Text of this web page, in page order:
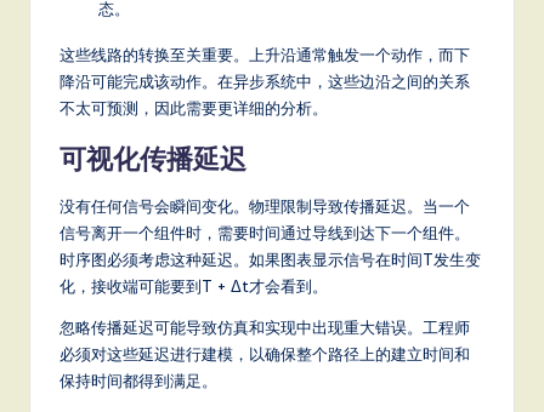
态。
这些线路的转换至关重要。上升沿通常触发一个动作，而下
降沿可能完成该动作。在异步系统中，这些边沿之间的关系
不太可预测，因此需要更详细的分析。
可视化传播延迟
没有任何信号会瞬间变化。物理限制导致传播延迟。当一个
信号离开一个组件时，需要时间通过导线到达下一个组件。
时序图必须考虑这种延迟。如果图表显示信号在时间T发生变
化，接收端可能要到T + Δt才会看到。
忽略传播延迟可能导致仿真和实现中出现重大错误。工程师
必须对这些延迟进行建模，以确保整个路径上的建立时间和
保持时间都得到满足。